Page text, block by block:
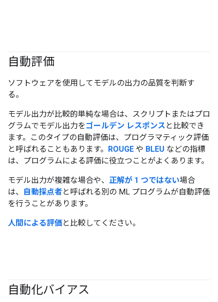
自動評価
ソフトウェアを使用してモデルの出力の品質を判断す
る。
モデル出力が比較的単純な場合は、スクリプトまたはプロ
グラムでモデル出力をゴールデン レスポンス と比較でき
ます。このタイプの自動評価は、プログラマティック評価
と呼ばれることもあります。 ROUGE や BLEU などの指標
は、プログラムによる評価に役立つことがよくあります。
モデル出力が複雑な場合や、 正解が 1 つではない場合
は、
自動採点者と呼ばれる別の ML プログラムが自動評価
を行うことがあります。
人間による評価と比較してください。
自動化バイアス